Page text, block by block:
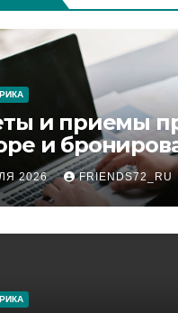
и приемы
и
2026 FRIENDS72_RU